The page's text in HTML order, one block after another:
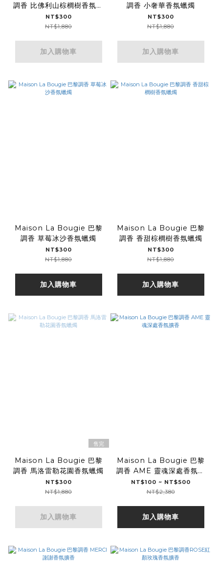
調香 比佛利山棕櫚樹香氛蠟
燭
NT$300
NT$1,880
加入購物車
調香 小奢華香氛蠟燭
NT$300
NT$1,880
加入購物車
Maison La Bougie 巴黎
調香 草莓冰沙香氛蠟燭
NT$300
NT$1,880
加入購物車
Maison La Bougie 巴黎
調香 香甜棕櫚樹香氛蠟燭
NT$300
NT$1,880
加入購物車
售完
Maison La Bougie 巴黎
調香 馬洛雷勒花園香氛蠟燭
NT$300
NT$1,880
加入購物車
Maison La Bougie 巴黎
調香 AME 靈魂深處香氛擴
香
NT$100 ~ NT$500
NT$2,380
加入購物車